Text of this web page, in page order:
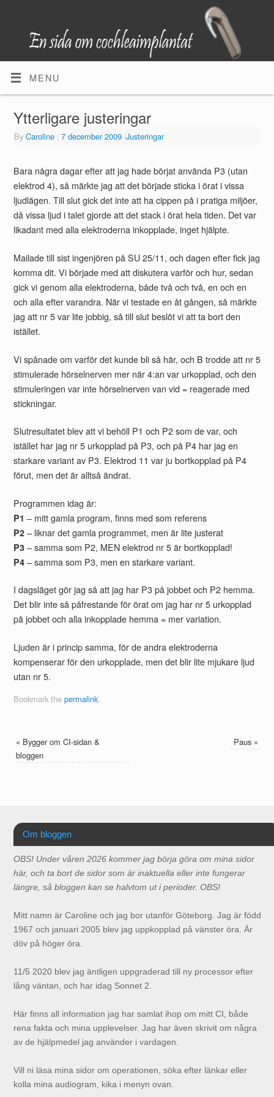
MENU
Ytterligare justeringar
By Caroline | 7 december 2009 |Justeringar
Bara några dagar efter att jag hade börjat använda P3 (utan
elektrod 4), så märkte jag att det började sticka i örat i vissa
ljudlägen. Till slut gick det inte att ha cippen på i pratiga miljöer,
då vissa ljud i talet gjorde att det stack i örat hela tiden. Det var
likadant med alla elektroderna inkopplade, inget hjälpte.
Mailade till sist ingenjören på SU 25/11, och dagen efter fick jag
komma dit. Vi började med att diskutera varför och hur, sedan
gick vi genom alla elektroderna, både två och två, en och en
och alla efter varandra. När vi testade en åt gången, så märkte
jag att nr 5 var lite jobbig, så till slut beslöt vi att ta bort den
istället.
Vi spånade om varför det kunde bli så här, och B trodde att nr 5
stimulerade hörselnerven mer när 4:an var urkopplad, och den
stimuleringen var inte hörselnerven van vid = reagerade med
stickningar.
Slutresultatet blev att vi behöll P1 och P2 som de var, och
istället har jag nr 5 urkopplad på P3, och på P4 har jag en
starkare variant av P3. Elektrod 11 var ju bortkopplad på P4
förut, men det är alltså ändrat.
Programmen idag är:
P1 – mitt gamla program, finns med som referens
P2– liknar det gamla programmet, men är lite justerat
P3– samma som P2, MEN elektrod nr 5 är bortkopplad!
P4– samma som P3, men en starkare variant.
I dagsläget gör jag så att jag har P3 på jobbet och P2 hemma.
Det blir inte så påfrestande för örat om jag har nr 5 urkopplad
på jobbet och alla inkopplade hemma = mer variation.
Ljuden är i princip samma, för de andra elektroderna
kompenserar för den urkopplade, men det blir lite mjukare ljud
utan nr 5.
Bookmark the permalink.
« Bygger om CI-sidan &
bloggen
Paus »
Om bloggen
OBS! Under våren 2026 kommer jag börja göra om mina sidor
här, och ta bort de sidor som är inaktuella eller inte fungerar
längre, så bloggen kan se halvtom ut i perioder. OBS!
Mitt namn är Caroline och jag bor utanför Göteborg. Jag är född
1967 och januari 2005 blev jag uppkopplad på vänster öra. Är
döv på höger öra.
11/5 2020 blev jag äntligen uppgraderad till ny processor efter
lång väntan, och har idag Sonnet 2.
Här finns all information jag har samlat ihop om mitt CI, både
rena fakta och mina upplevelser. Jag har även skrivit om några
av de hjälpmedel jag använder i vardagen.
Vill ni läsa mina sidor om operationen, söka efter länkar eller
kolla mina audiogram, kika i menyn ovan.